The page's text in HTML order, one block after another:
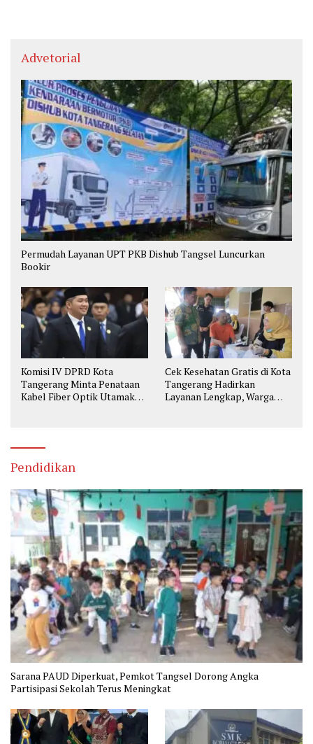
Advetorial
Permudah Layanan UPT PKB Dishub Tangsel Luncurkan
Bookir
Komisi IV DPRD Kota
Tangerang Minta Penataan
Kabel Fiber Optik Utamakan
Cek Kesehatan Gratis di Kota
Tangerang Hadirkan
Layanan Lengkap, Warga
Pendidikan
Sarana PAUD Diperkuat, Pemkot Tangsel Dorong Angka
Partisipasi Sekolah Terus Meningkat